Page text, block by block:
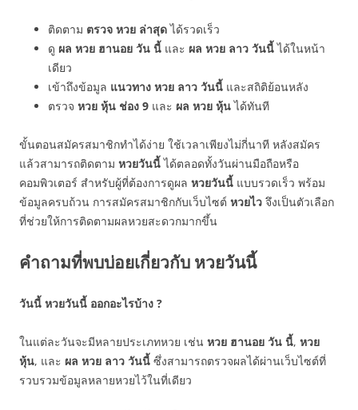
ติดตาม ตรวจ หวย ล่าสุดได้รวดเร็ว
ดู ผล หวย ฮานอย วัน นี้ และ ผล หวย ลาว วันนี้ได้ในหน้า
เดียว
เข้าถึงข้อมูล แนวทาง หวย ลาว วันนี้ และสถิติย้อนหลัง
ตรวจ หวย หุ้น ช่อง 9 และ ผล หวย หุ้นได้ทันที
ขั้นตอนสมัครสมาชิกทำได้ง่าย ใช้เวลาเพียงไม่กี่นาที หลังสมัคร
แล้วสามารถติดตาม หวยวันนี้ได้ตลอดทั้งวันผ่านมือถือหรือ
คอมพิวเตอร์ สำหรับผู้ที่ต้องการดูผล หวยวันนี้ แบบรวดเร็ว พร้อม
ข้อมูลครบถ้วน การสมัครสมาชิกกับเว็บไซต์ หวยไว จึงเป็นตัวเลือก
ที่ช่วยให้การติดตามผลหวยสะดวกมากขึ้น
คำถามที่พบบ่อยเกี่ยวกับ หวยวันนี้
วันนี้ หวยวันนี้ ออกอะไรบ้าง ?
ในแต่ละวันจะมีหลายประเภทหวย เช่น หวย ฮานอย วัน นี้, หวย
หุ้น, และ ผล หวย ลาว วันนี้ ซึ่งสามารถตรวจผลได้ผ่านเว็บไซต์ที่
รวบรวมข้อมูลหลายหวยไว้ในที่เดียว